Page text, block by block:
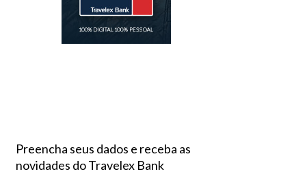
Preencha seus dados e receba as
novidades do Travelex Bank